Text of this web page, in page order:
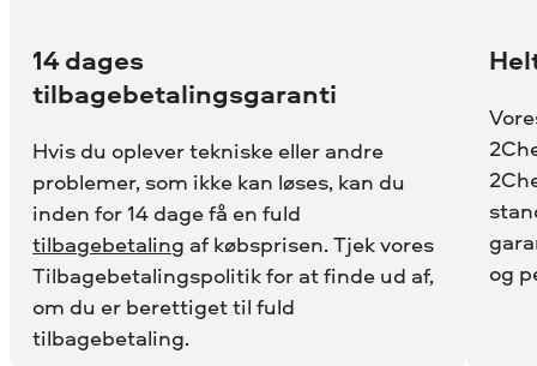
14 dages
tilbagebetalingsgaranti
Hvis du oplever tekniske eller andre
problemer, som ikke kan løses, kan du
inden for 14 dage få en fuld
tilbagebetaling af købsprisen. Tjek vores
Tilbagebetalingspolitik for at finde ud af,
om du er berettiget til fuld
tilbagebetaling.
og